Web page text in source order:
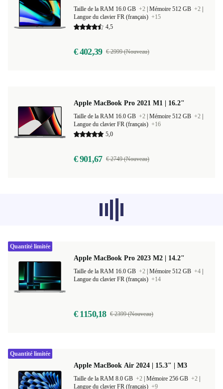
Taille de la RAM 16.0 GB +2 Mémoire 512 GB +2
Langue du clavier FR (français) +15
4,5
€ 402,39 € 2999 (Nouveau)
Apple MacBook Pro 2021 M1 | 16.2"
Taille de la RAM 16.0 GB +2 Mémoire 512 GB +2
Langue du clavier FR (français) +16
5,0
€ 901,67 € 2749 (Nouveau)
Les produits recommandés dans d'autres
catégories ne se chargent pas pour le
Apple MacBook Pro 2023 M2 | 14.2"
Quantité limitée
Apple MacBook Air 2024 | 15.3" | M3
Quantité limitée